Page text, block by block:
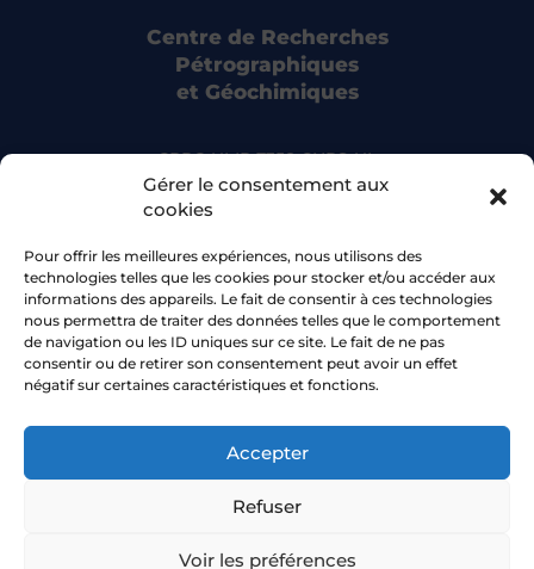
Gérer le consentement aux
cookies
Pour offrir les meilleures expériences, nous utilisons des
technologies telles que les cookies pour stocker et/ou accéder aux
informations des appareils. Le fait de consentir à ces technologies
nous permettra de traiter des données telles que le comportement
de navigation ou les ID uniques sur ce site. Le fait de ne pas
consentir ou de retirer son consentement peut avoir un effet
négatif sur certaines caractéristiques et fonctions.
Accepter
Refuser
Voir les préférences
Centre de Recherches
Pétrographiques
et Géochimiques
CRPG UMR 7358 CNRS-UL
15 rue Notre Dame des Pauvres
54500 Vandoeuvre-lès-Nancy
Bluesky
Facebook
© 2026 CRPG •
Université de Lorraine
Aide à la navigation
Déclaration d’accessibilité